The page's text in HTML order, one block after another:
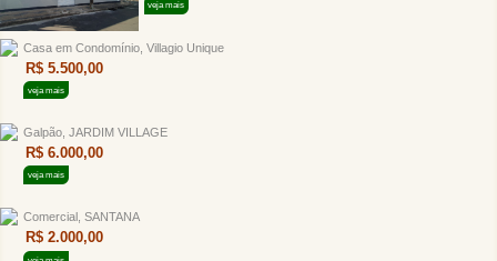
veja mais
Casa em Condomínio, Villagio Unique
R$ 5.500,00
veja mais
Galpão, JARDIM VILLAGE
R$ 6.000,00
veja mais
Comercial, SANTANA
R$ 2.000,00